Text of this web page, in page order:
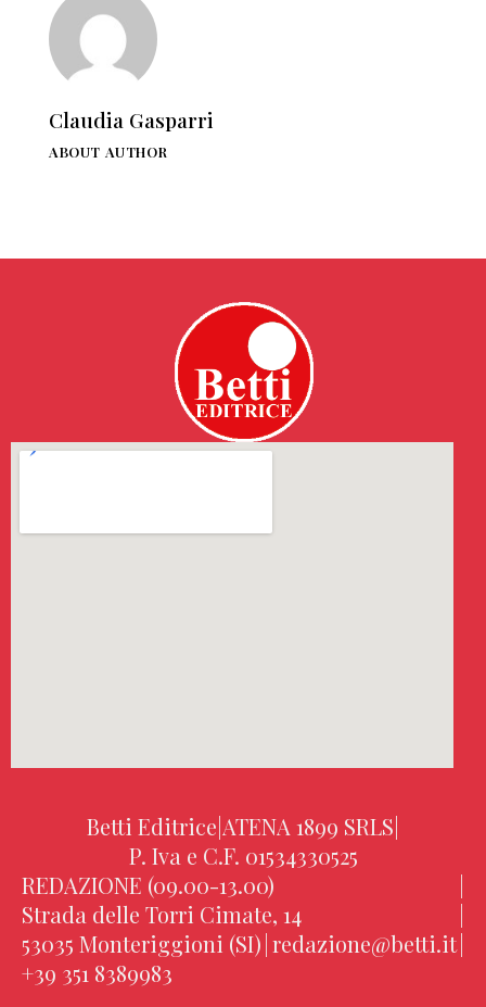
Claudia Gasparri
ABOUT AUTHOR
Betti Editrice ATENA 1899 SRLS
P. Iva e C.F. 01534330525
REDAZIONE (09.00-13.00)
Strada delle Torri Cimate, 14
53035 Monteriggioni (SI) redazione@betti.it
+39 351 8389983